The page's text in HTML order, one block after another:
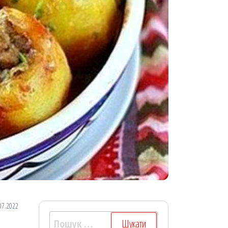
Пошук: